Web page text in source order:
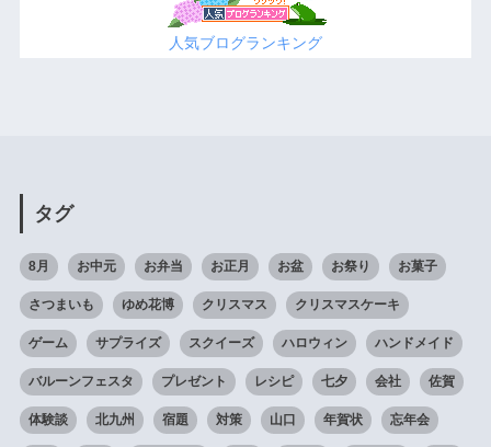
人気ブログランキング
タグ
8月 お中元 お弁当 お正月 お盆 お祭り お菓子
さつまいも ゆめ花博 クリスマス クリスマスケーキ
ゲーム サプライズ スクイーズ ハロウィン ハンドメイド
バルーンフェスタ プレゼント レシピ 七夕 会社 佐賀
体験談 北九州 宿題 対策 山口 年賀状 忘年会